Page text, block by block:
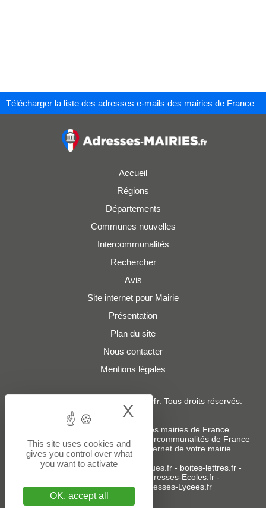
Télécharger la liste des adresses e-mails des mairies de France
Accueil
Régions
Départements
Communes nouvelles
Intercommunalités
Rechercher
Avis
Site internet pour Mairie
Présentation
Plan du site
Nous contacter
Mentions légales
Adresses-Mairies.fr. Tous droits réservés.
Services :
Liste des adresses e-mails des mairies de France
Liste des adresses e-mails des intercommunalités de France
-Création ou refonte du site internet de votre mairie
Sites partenaires:donneespubliques.fr- boites-lettres.fr-
Adresses-Ecoles.fr -
Adresses-Colleges.fr- Adresses-Lycees.fr
This site uses cookies and
gives you control over what
you want to activate
OK, accept all
X